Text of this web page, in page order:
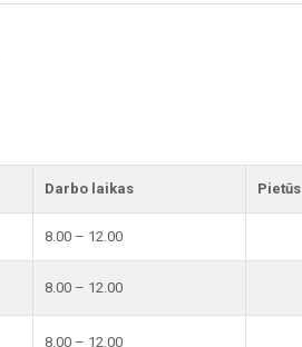
Darbo laikas Pietūs
8.00 – 12.00
8.00 – 12.00
8.00 – 12.00